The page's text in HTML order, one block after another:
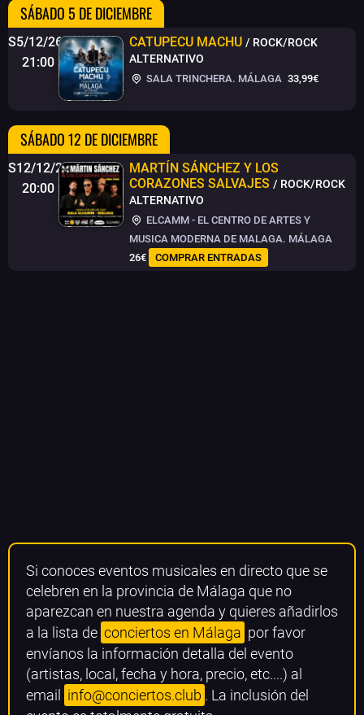
SÁBADO 5 DE DICIEMBRE
S5/12/26
21:00
CATUPECU MACHU / ROCK/ROCK
ALTERNATIVO
SALA TRINCHERA. MÁLAGA 33,99€
SÁBADO 12 DE DICIEMBRE
S12/12/26
20:00
MARTÍN SÁNCHEZ Y LOS
CORAZONES SALVAJES / ROCK/ROCK
ALTERNATIVO
ELCAMM - EL CENTRO DE ARTES Y
MUSICA MODERNA DE MALAGA. MÁLAGA
26€
COMPRAR ENTRADAS
Si conoces eventos musicales en directo que se
celebren en la provincia de Málaga que no
aparezcan en nuestra agenda y quieres añadirlos
a la lista de conciertos en Málaga por favor
envíanos la información detalla del evento
(artistas, local, fecha y hora, precio, etc....) al
email info@conciertos.club . La inclusión del